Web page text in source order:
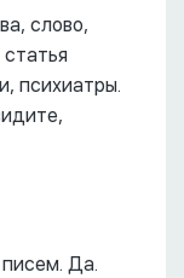
слово,
психиатры.
Да.